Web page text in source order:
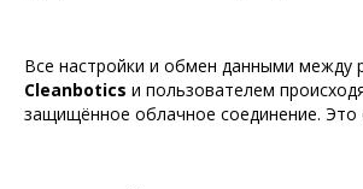
Все настройки и обмен данными между
Cleanbotics и пользователем
защищённое облачное соединение. Это